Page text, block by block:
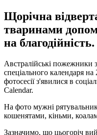
Щорічна
тваринами
на благодійність.
Австралійські пожежники
спеціального календаря
фотосесії з'явилися в
Calendar.
На фото мужні
кошенятами, кіньми,
Зазначимо, що цьогоріч